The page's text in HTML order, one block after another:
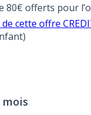
offerts pour
cette offre